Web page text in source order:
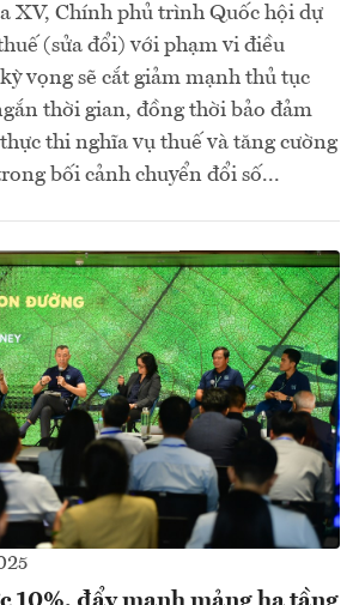
XV, Chính phủ trình Quốc hội dự
(sửa đổi) với phạm vi điều
vọng sẽ cắt giảm mạnh thủ tục
thời gian, đồng thời bảo đảm
thi nghĩa vụ thuế và tăng cường
bối cảnh chuyển đổi số...